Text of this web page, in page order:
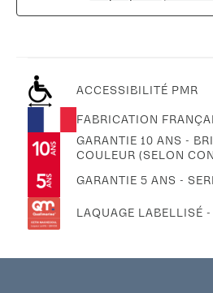
ACCESSIBILITÉ PMR
FABRICATION
GARANTIE 10 ANS -
COULEUR (SELON
GARANTIE 5 ANS -
LAQUAGE LABELLISÉ